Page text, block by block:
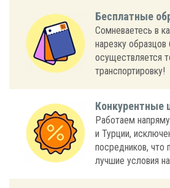
Бесплатные
Сомневаетесь в
нарезку образцов
осуществляется
транспортировку!
Конкурентные
Работаем
и Турции,
посредников, что
лучшие условия